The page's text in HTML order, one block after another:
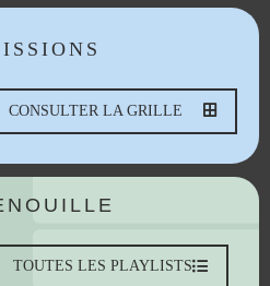
CONSULTER LA GRILLE
TOUTES LES PLAYLISTS